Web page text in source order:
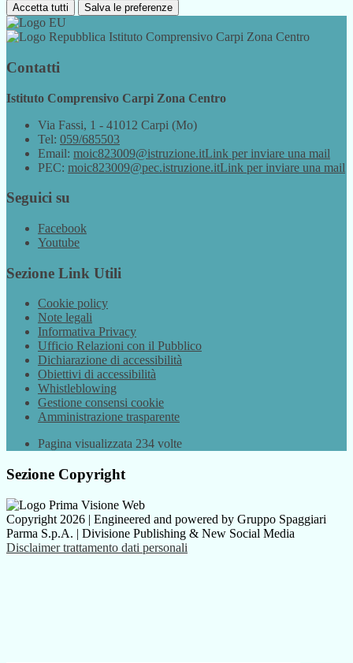
Accetta tutti Salva le preferenze
Istituto Comprensivo Carpi Zona Centro
Contatti
Istituto Comprensivo Carpi Zona Centro
Via Fassi, 1 - 41012 Carpi (Mo)
Tel: 059/685503
Email: moic823009@istruzione.itLink per inviare una mail
PEC: moic823009@pec.istruzione.itLink per inviare una mail
Seguici su
Facebook
Youtube
Sezione Link Utili
Cookie policy
Note legali
Informativa Privacy
Ufficio Relazioni con il Pubblico
Dichiarazione di accessibilità
Obiettivi di accessibilità
Whistleblowing
Gestione consensi cookie
Amministrazione trasparente
Pagina visualizzata 234 volte
Sezione Copyright
Copyright 2026 | Engineered and powered by Gruppo Spaggiari
Parma S.p.A. | Divisione Publishing & New Social Media
Disclaimer trattamento dati personali